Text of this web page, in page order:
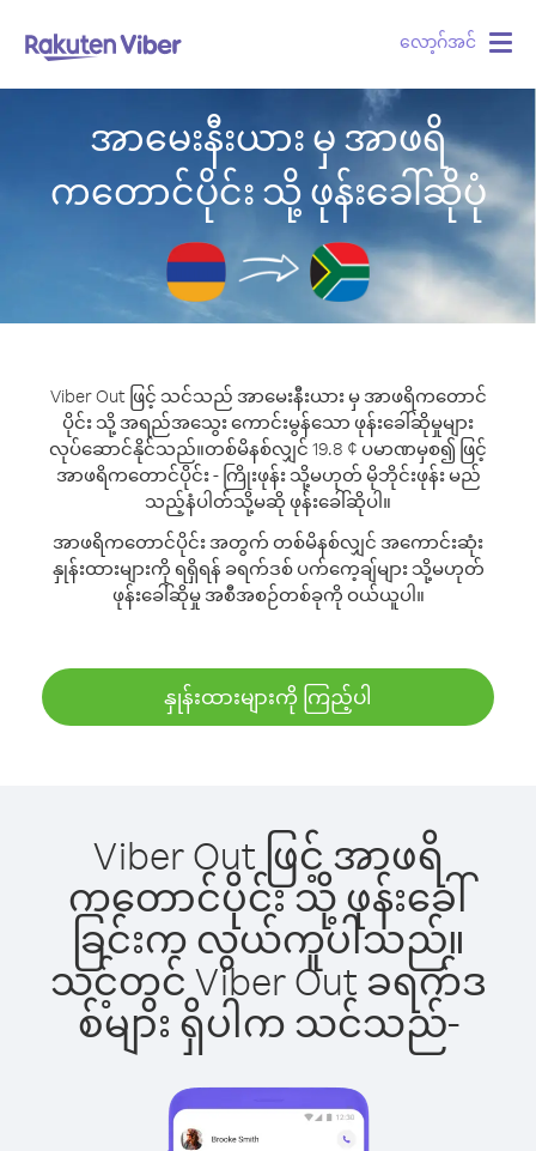
လော့ဂ်အင်
အာမေးနီးယား မှ အာဖရိ
ကတောင်ပိုင်း သို့ ဖုန်းခေါ်ဆိုပုံ
Viber Out ဖြင့် သင်သည် အာမေးနီးယား မှ အာဖရိကတောင်
ပိုင်း သို့ အရည်အသွေး ကောင်းမွန်သော ဖုန်းခေါ်ဆိုမှုများ
လုပ်ဆောင်နိုင်သည်။တစ်မိနစ်လျှင် 19.8 ¢ ပမာဏမှစ၍ ဖြင့်
အာဖရိကတောင်ပိုင်း - ကြိုးဖုန်း သို့မဟုတ် မိုဘိုင်းဖုန်း မည်
သည့်နံပါတ်သို့မဆို ဖုန်းခေါ်ဆိုပါ။
အာဖရိကတောင်ပိုင်း အတွက် တစ်မိနစ်လျှင် အကောင်းဆုံး
နှုန်းထားများကို ရရှိရန် ခရက်ဒစ် ပက်ကေ့ချ်များ သို့မဟုတ်
ဖုန်းခေါ်ဆိုမှု အစီအစဉ်တစ်ခုကို ဝယ်ယူပါ။
နှုန်းထားများကို ကြည့်ပါ
Viber Out ဖြင့် အာဖရိ
ကတောင်ပိုင်း သို့ ဖုန်းခေါ်
ခြင်းက လွယ်ကူပါသည်။
သင့်တွင် Viber Out ခရက်ဒ
စ်များ ရှိပါက သင်သည်-